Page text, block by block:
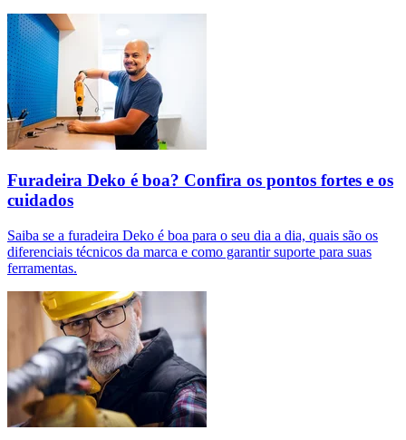
Furadeira Deko é boa? Confira os pontos fortes e os
cuidados
Saiba se a furadeira Deko é boa para o seu dia a dia, quais são os
diferenciais técnicos da marca e como garantir suporte para suas
ferramentas.